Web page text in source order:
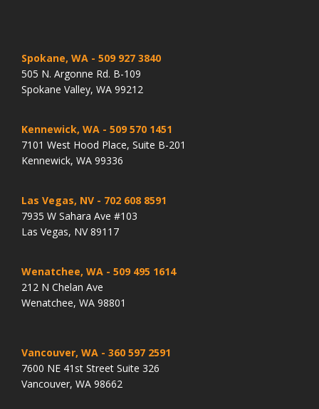
Spokane, WA - 509 927 3840
505 N. Argonne Rd. B-109
Spokane Valley, WA 99212
Kennewick, WA - 509 570 1451
7101 West Hood Place, Suite B-201
Kennewick, WA 99336
Las Vegas, NV - 702 608 8591
7935 W Sahara Ave #103
Las Vegas, NV 89117
Wenatchee, WA - 509 495 1614
212 N Chelan Ave
Wenatchee, WA 98801
Vancouver, WA - 360 597 2591
7600 NE 41st Street Suite 326
Vancouver, WA 98662